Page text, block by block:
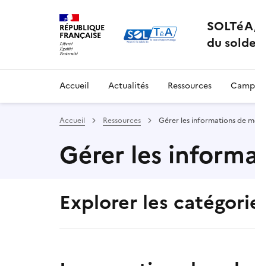
RÉPUBLIQUE
FRANÇAISE
du
Accueil Actualités Ressources
Accueil Ressources Gérer les informations de
Gérer les
Explorer les
Sélectionner une des thématiques